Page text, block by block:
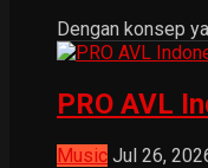
Dengan konsep
PRO AVL
Music Jul 26,